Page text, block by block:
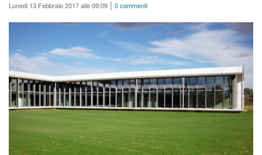
Lunedi 13 Febbraio 2017 alle 09:09 | 0 commenti